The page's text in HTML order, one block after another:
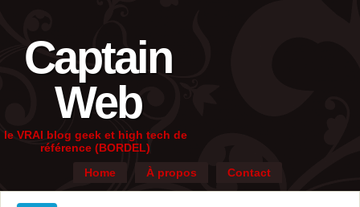
Captain
Web
le VRAI blog geek et high tech de
référence (BORDEL)
Home
À propos Contact